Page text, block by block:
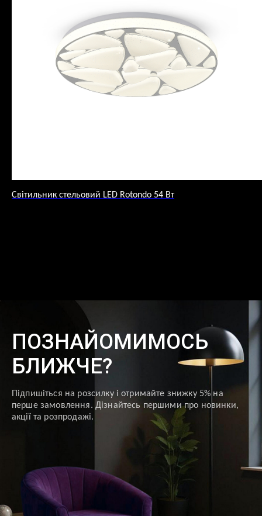
Світильник стельовий LED Rotondo 54 Вт
ПОЗНАЙОМИМОСЬ
БЛИЖЧЕ?
Підпишіться на розсилку і отримайте знижку 5% на
перше замовлення. Дізнайтесь першими про новинки,
акції та розпродажі.